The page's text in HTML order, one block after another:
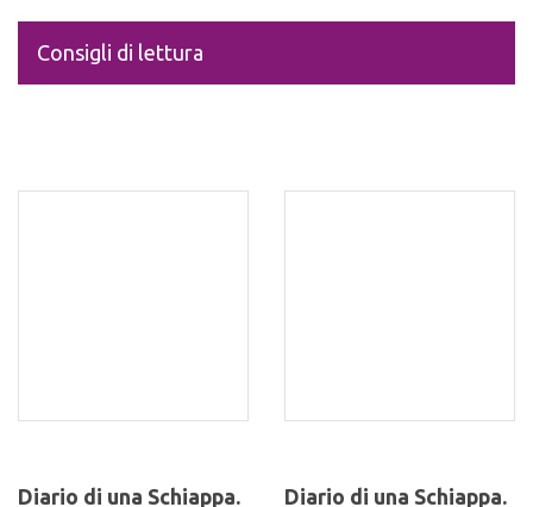
Consigli di lettura
Diario di una Schiappa.
Diario di una Schiappa.